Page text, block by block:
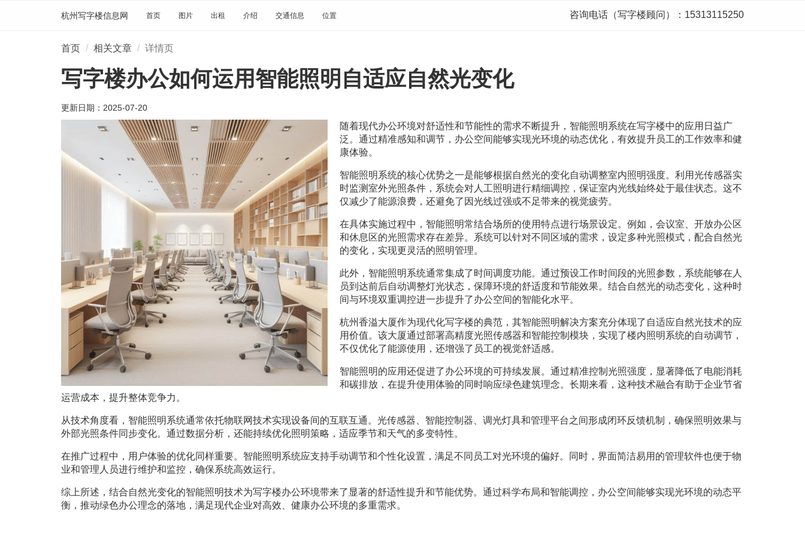
杭州写字楼信息网 首页 图片 出租 介绍 交通信息 位置 咨询电话（写字楼顾问）：15313115250
首页 相关文章 详情页
写字楼办公如何运用智能照明自适应自然光变化
更新日期： 2025-07-20
随着现代办公环境对舒适性和节能性的需求不断提升，智能照明系统在写字楼中的应用日益广
泛。通过精准感知和调节，办公空间能够实现光环境的动态优化，有效提升员工的工作效率和健
康体验。
智能照明系统的核心优势之一是能够根据自然光的变化自动调整室内照明强度。利用光传感器实
时监测室外光照条件，系统会对人工照明进行精细调控，保证室内光线始终处于最佳状态。这不
仅减少了能源浪费，还避免了因光线过强或不足带来的视觉疲劳。
在具体实施过程中，智能照明常结合场所的使用特点进行场景设定。例如，会议室、开放办公区
和休息区的光照需求存在差异。系统可以针对不同区域的需求，设定多种光照模式，配合自然光
的变化，实现更灵活的照明管理。
此外，智能照明系统通常集成了时间调度功能。通过预设工作时间段的光照参数，系统能够在人
员到达前后自动调整灯光状态，保障环境的舒适度和节能效果。结合自然光的动态变化，这种时
间与环境双重调控进一步提升了办公空间的智能化水平。
杭州香溢大厦作为现代化写字楼的典范，其智能照明解决方案充分体现了自适应自然光技术的应
用价值。该大厦通过部署高精度光照传感器和智能控制模块，实现了楼内照明系统的自动调节，
不仅优化了能源使用，还增强了员工的视觉舒适感。
智能照明的应用还促进了办公环境的可持续发展。通过精准控制光照强度，显著降低了电能消耗
和碳排放，在提升使用体验的同时响应绿色建筑理念。长期来看，这种技术融合有助于企业节省
运营成本，提升整体竞争力。
从技术角度看，智能照明系统通常依托物联网技术实现设备间的互联互通。光传感器、智能控制器、调光灯具和管理平台之间形成闭环反馈机制，确保照明效果与
外部光照条件同步变化。通过数据分析，还能持续优化照明策略，适应季节和天气的多变特性。
在推广过程中，用户体验的优化同样重要。智能照明系统应支持手动调节和个性化设置，满足不同员工对光环境的偏好。同时，界面简洁易用的管理软件也便于物
业和管理人员进行维护和监控，确保系统高效运行。
综上所述，结合自然光变化的智能照明技术为写字楼办公环境带来了显著的舒适性提升和节能优势。通过科学布局和智能调控，办公空间能够实现光环境的动态平
衡，推动绿色办公理念的落地，满足现代企业对高效、健康办公环境的多重需求。